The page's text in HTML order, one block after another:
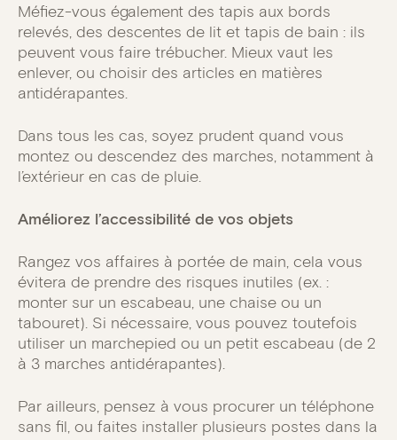
Méfiez-vous également des tapis aux bords
relevés, des descentes de lit et tapis de bain : ils
peuvent vous faire trébucher. Mieux vaut les
enlever, ou choisir des articles en matières
antidérapantes.
Dans tous les cas, soyez prudent quand vous
montez ou descendez des marches, notamment à
l’extérieur en cas de pluie.
Améliorez l’accessibilité de vos objets
Rangez vos affaires à portée de main, cela vous
évitera de prendre des risques inutiles (ex. :
monter sur un escabeau, une chaise ou un
tabouret). Si nécessaire, vous pouvez toutefois
utiliser un marchepied ou un petit escabeau (de 2
à 3 marches antidérapantes).
Par ailleurs, pensez à vous procurer un téléphone
sans fil, ou faites installer plusieurs postes dans la